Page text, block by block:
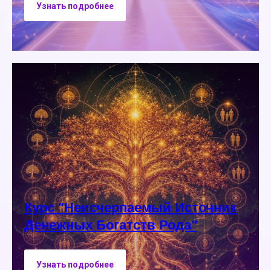
Узнать подробнее
Курс "Неисчерпаемый Источник
Денежных Богатств Рода"
Узнать подробнее